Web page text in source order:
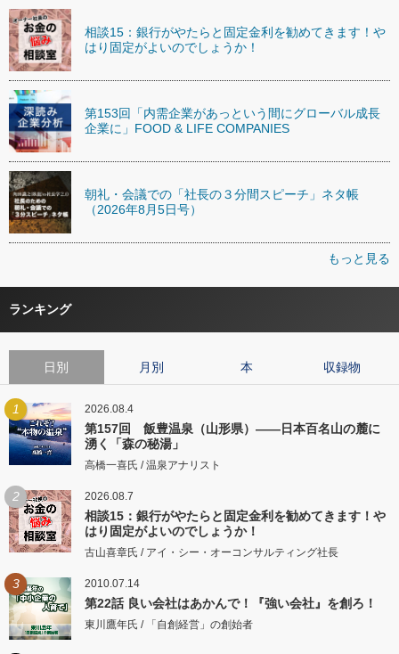
相談15：銀行がやたらと固定金利を勧めてきます！や
はり固定がよいのでしょうか！
第153回「内需企業があっという間にグローバル成長
企業に」FOOD & LIFE COMPANIES
朝礼・会議での「社長の３分間スピーチ」ネタ帳
（2026年8月5日号）
もっと見る
ランキング
日別 月別 本 収録物
1 2026.08.4
第157回 飯豊温泉（山形県）――日本百名山の麓に
湧く「森の秘湯」
高橋一喜氏 / 温泉アナリスト
2 2026.08.7
相談15：銀行がやたらと固定金利を勧めてきます！や
はり固定がよいのでしょうか！
古山喜章氏 / アイ・シー・オーコンサルティング社長
3 2010.07.14
第22話 良い会社はあかんで！『強い会社』を創ろ！
東川鷹年氏 / 「自創経営」の創始者